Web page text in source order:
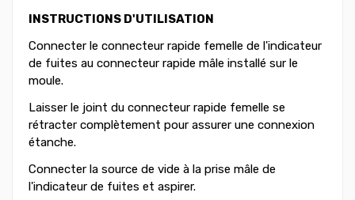
INSTRUCTIONS D'UTILISATION
Connecter le connecteur rapide femelle de l'indicateur
de fuites au connecteur rapide mâle installé sur le
moule.
Laisser le joint du connecteur rapide femelle se
rétracter complètement pour assurer une connexion
étanche.
Connecter la source de vide à la prise mâle de
l'indicateur de fuites et aspirer.